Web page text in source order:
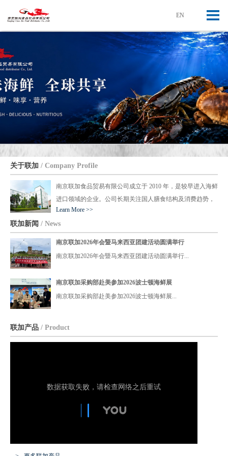
EN
关于联加 / Company Profile
南京联加食品贸易有限公司成立于 2010 年，是较早进入海鲜
进口领域的企业。公司长期关注国人膳食结构及消费趋势，
与欧美等国家建立长期合作关系，搭建国际海鲜贸易枢纽及
销售网络，已获加拿大 World Link Food Distributors Inc 授
权，为中国区域总代理，负责大西洋鲜活龙虾和冷冻海产品
Learn More >>
联加新闻 / News
南京联加2026年会暨马来西亚团建活动圆满举行
南京联加2026年会暨马来西亚团建活动圆满举行...
南京联加采购部赴美参加2026波士顿海鲜展
南京联加采购部赴美参加2026波士顿海鲜展...
联加产品 / Product